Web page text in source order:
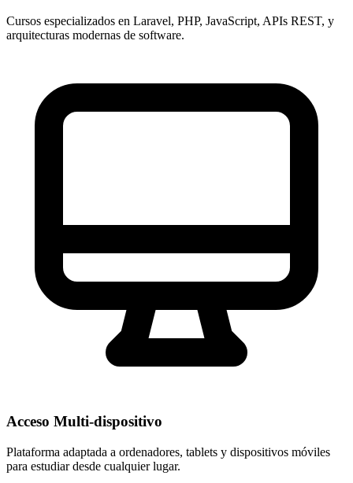
Cursos especializados en Laravel, PHP, JavaScript, APIs REST, y
arquitecturas modernas de software.
Acceso Multi-dispositivo
Plataforma adaptada a ordenadores, tablets y dispositivos móviles
para estudiar desde cualquier lugar.